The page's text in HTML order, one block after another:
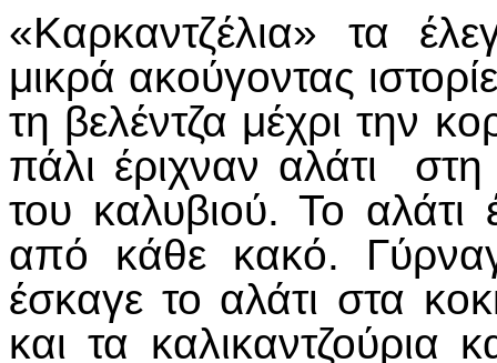
«Καρκαντζέλια» τα
μικρά ακούγοντας
τη βελέντζα μέχρι την
πάλι έριχναν αλάτι
του καλυβιού. Το
από κάθε κακό.
έσκαγε το αλάτι στα
και τα καλικαντζούρια